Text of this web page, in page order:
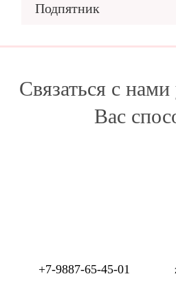
Подпятник
Связаться с
Вас
+7-9887-65-45-01